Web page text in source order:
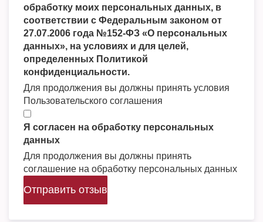
обработку моих персональных данных, в
соответствии с Федеральным законом от
27.07.2006 года №152-ФЗ «О персональных
данных», на условиях и для целей,
определенных Политикой
конфиденциальности.
Для продолжения вы должны принять условия
Пользовательского соглашения
Я согласен на обработку персональных
данных
Для продолжения вы должны принять
соглашение на обработку персональных данных
Отправить отзыв